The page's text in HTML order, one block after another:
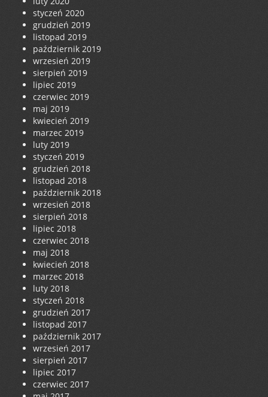
styczeń 2020
grudzień 2019
listopad 2019
październik 2019
wrzesień 2019
sierpień 2019
lipiec 2019
czerwiec 2019
maj 2019
kwiecień 2019
marzec 2019
luty 2019
styczeń 2019
grudzień 2018
listopad 2018
październik 2018
wrzesień 2018
sierpień 2018
lipiec 2018
czerwiec 2018
maj 2018
kwiecień 2018
marzec 2018
luty 2018
styczeń 2018
grudzień 2017
listopad 2017
październik 2017
wrzesień 2017
sierpień 2017
lipiec 2017
czerwiec 2017